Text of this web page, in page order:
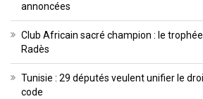
annoncées
Club Africain sacré champion : le
Radès
Tunisie : 29 députés veulent unifier le
code